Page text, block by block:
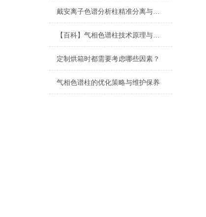
戴安离子色谱分析柱精准分离与灵敏检测离子组分
【百科】气相色谱柱技术原理与分类解析
定制烘箱时都需要考虑哪些因素？
气相色谱柱的优化策略与维护保养